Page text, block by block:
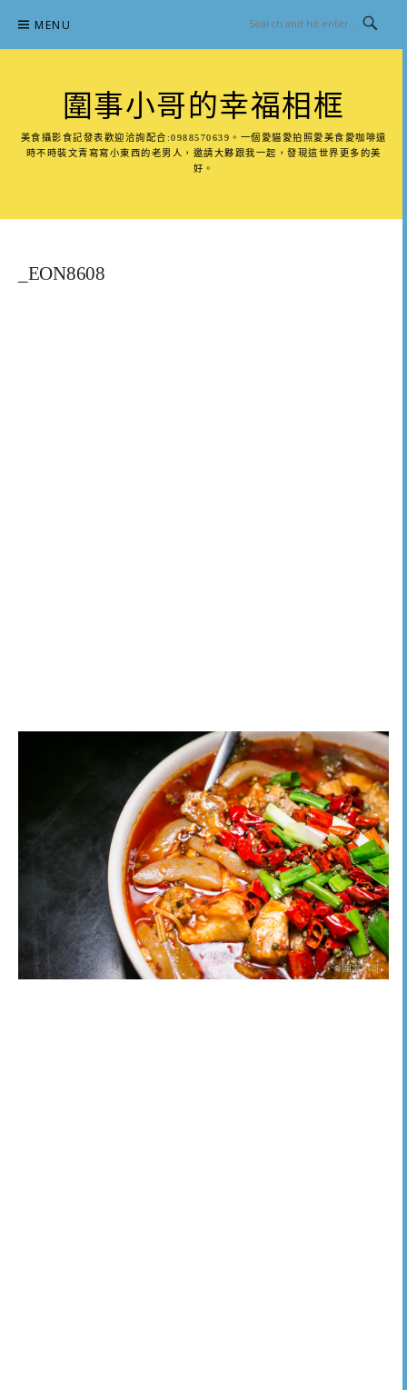
content
MENU
圍事小哥的幸福相框
美食攝影食記發表歡迎洽詢配合:0988570639。一個愛貓愛拍照愛美食愛咖啡還
時不時裝文青寫寫小東西的老男人，邀請大夥跟我一起，發現這世界更多的美
好。
_EON8608